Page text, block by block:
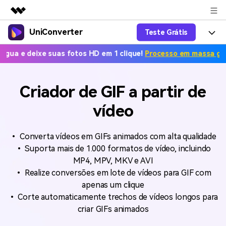
Produtos em destaque
Criatividade digital com IA generativa
Negócios
Soluções
Loja
UniConverter Teste Grátis
Productos
UniConverter para Windows
AniSmall-Compressor de vídeo
AniSmall para Desktop
AniSmall para iOS
Converter de voz em texto
Novo
Conversor de Vídeo
poderosos e inteligentes.
Popular
Soluções
Fãs de Esportes
Onde há esporte, há
Novo
Popular
Como usar o Wondershare UniConverter? Aprenda o guia
HD em 1 clique!Processo em massa grátis. Poste no
Criador de GIF a partir de
vídeo
• Converta vídeos em GIFs animados com alta qualidade
• Suporta mais de 1.000 formatos de vídeo, incluindo
MP4, MPV, MKV e AVI
• Realize conversões em lote de vídeos para GIF com
apenas um clique
• Corte automaticamente trechos de vídeos longos para
criar GIFs animados